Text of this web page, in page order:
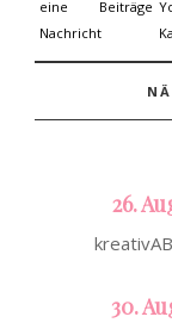
26.
30.